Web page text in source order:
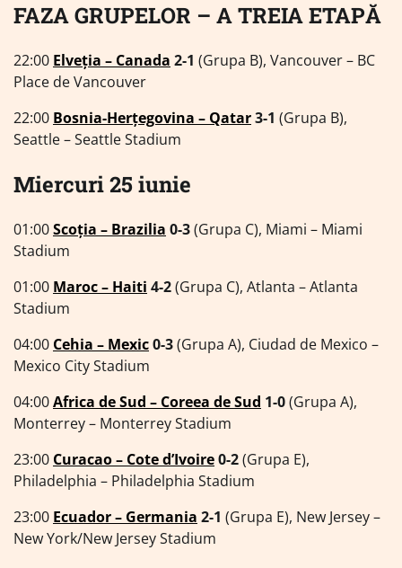
FAZA GRUPELOR – A TREIA ETAPĂ
22:00 Elveția – Canada 2-1 (Grupa B), Vancouver – BC
Place de Vancouver
22:00 Bosnia-Herțegovina – Qatar3-1 (Grupa B),
Seattle – Seattle Stadium
Miercuri 25 iunie
01:00Scoția – Brazilia 0-3(Grupa C), Miami – Miami
Stadium
01:00 Maroc – Haiti 4-2(Grupa C), Atlanta – Atlanta
Stadium
04:00 Cehia – Mexic0-3(Grupa A), Ciudad de Mexico –
Mexico City Stadium
04:00Africa de Sud – Coreea de Sud 1-0(Grupa A),
Monterrey – Monterrey Stadium
23:00 Curacao – Cote d’Ivoire0-2(Grupa E),
Philadelphia – Philadelphia Stadium
23:00 Ecuador – Germania 2-1 (Grupa E), New Jersey –
New York/New Jersey Stadium